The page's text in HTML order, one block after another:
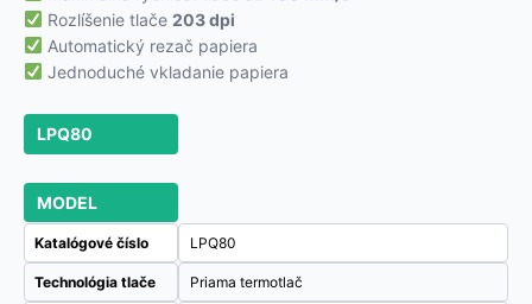
Rozlíšenie tlače 203 dpi
Automatický rezač papiera
Jednoduché vkladanie papiera
LPQ80
MODEL
Katalógové číslo LPQ80
Technológia tlače Priama termotlač